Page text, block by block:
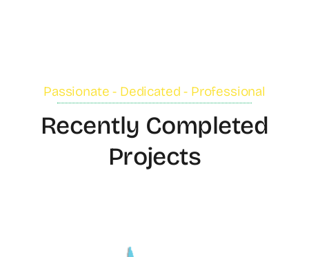
Passionate - Dedicated - Professional
Recently Completed
Projects